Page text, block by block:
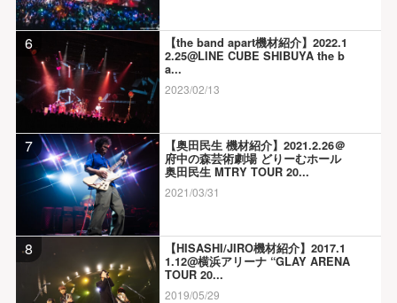
6
【the band apart機材紹介】2022.1
2.25@LINE CUBE SHIBUYA the b
a...
2023/02/13
7
【奥田民生 機材紹介】2021.2.26＠
府中の森芸術劇場 どりーむホール
奥田民生 MTRY TOUR 20...
2021/03/31
8
【HISASHI/JIRO機材紹介】2017.1
1.12@横浜アリーナ “GLAY ARENA
TOUR 20...
2019/05/29